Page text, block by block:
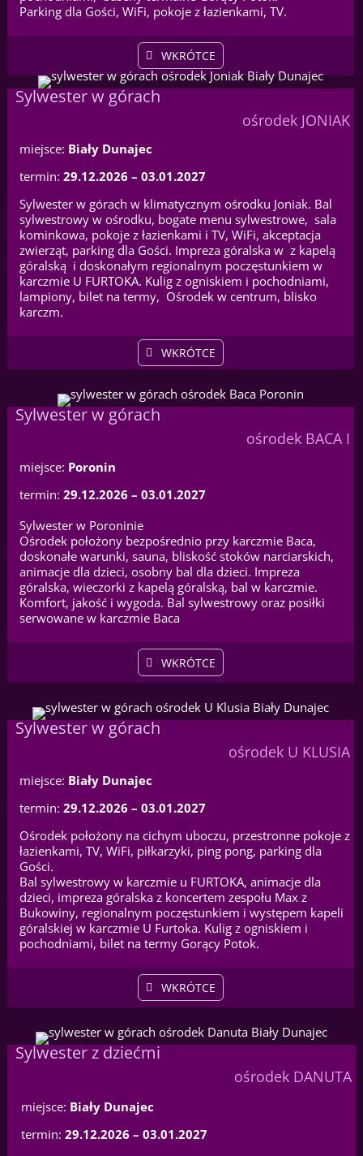
Parking dla Gości, WiFi, pokoje z łazienkami, TV.
WKRÓTCE
Sylwester w górach
ośrodek JONIAK
miejsce: Biały Dunajec
termin: 29.12.2026 – 03.01.2027
Sylwester w górach w klimatycznym ośrodku Joniak. Bal
sylwestrowy w ośrodku, bogate menu sylwestrowe, sala
kominkowa, pokoje z łazienkami i TV, WiFi, akceptacja
zwierząt, parking dla Gości. Impreza góralska w z kapelą
góralską i doskonałym regionalnym poczęstunkiem w
karczmie U FURTOKA. Kulig z ogniskiem i pochodniami,
lampiony, bilet na termy, Ośrodek w centrum, blisko
karczm.
WKRÓTCE
Sylwester w górach
ośrodek BACA I
miejsce: Poronin
termin: 29.12.2026 – 03.01.2027
Sylwester w Poroninie
Ośrodek położony bezpośrednio przy karczmie Baca,
doskonałe warunki, sauna, bliskość stoków narciarskich,
animacje dla dzieci, osobny bal dla dzieci. Impreza
góralska, wieczorki z kapelą góralską, bal w karczmie.
Komfort, jakość i wygoda. Bal sylwestrowy oraz posiłki
serwowane w karczmie Baca
WKRÓTCE
Sylwester w górach
ośrodek U KLUSIA
miejsce: Biały Dunajec
termin: 29.12.2026 – 03.01.2027
Ośrodek położony na cichym uboczu, przestronne pokoje z
łazienkami, TV, WiFi, piłkarzyki, ping pong, parking dla
Gości.
Bal sylwestrowy w karczmie u FURTOKA, animacje dla
dzieci, impreza góralska z koncertem zespołu Max z
Bukowiny, regionalnym poczęstunkiem i występem kapeli
góralskiej w karczmie U Furtoka. Kulig z ogniskiem i
pochodniami, bilet na termy Gorący Potok.
WKRÓTCE
Sylwester z dziećmi
ośrodek DANUTA
miejsce: Biały Dunajec
termin: 29.12.2026 – 03.01.2027